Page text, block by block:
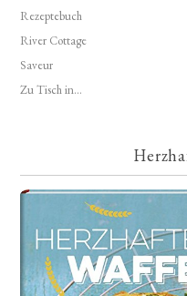
Rezeptebuch
River Cottage
Saveur
Zu Tisch in...